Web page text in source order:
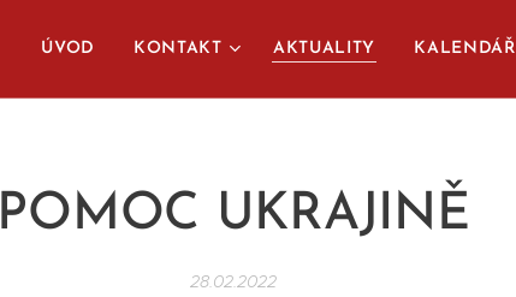
ÚVOD KONTAKT AKTUALITY KALENDÁŘ
POMOC UKRAJINĚ
28.02.2022